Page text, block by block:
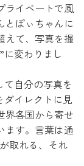
ライベートで風
とぽぃちゃんに
えて、写真を撮
変わりまし
自分の写真を
ダイレクトに見
界各国から寄せ
ます。言葉は通
取れる、それ